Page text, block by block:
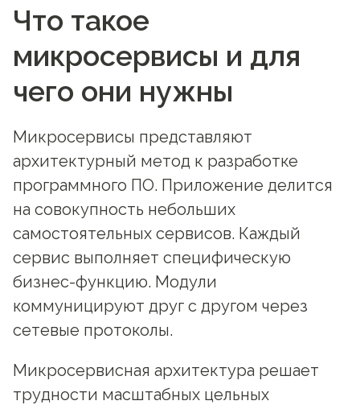
Что такое
микросервисы и для
чего они нужны
Микросервисы представляют
архитектурный метод к разработке
программного ПО. Приложение делится
на совокупность небольших
самостоятельных сервисов. Каждый
сервис выполняет специфическую
бизнес-функцию. Модули
коммуницируют друг с другом через
сетевые протоколы.
Микросервисная архитектура решает
трудности масштабных цельных